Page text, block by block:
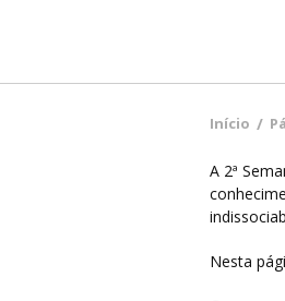
Início /
A 2ª
Nesta